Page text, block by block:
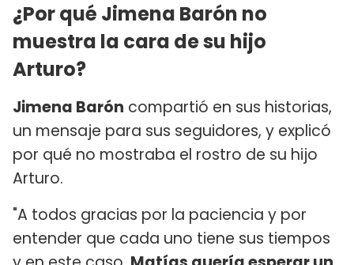
¿Por qué Jimena Barón no
muestra la cara de su hijo
Arturo?
Jimena Barón compartió en sus historias,
un mensaje para sus seguidores, y explicó
por qué no mostraba el rostro de su hijo
Arturo.
"A todos gracias por la paciencia y por
entender que cada uno tiene sus tiempos